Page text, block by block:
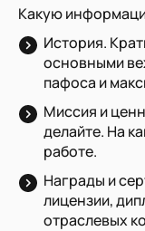
Какую
История.
основными
пафоса и
Миссия и
делайте. На
работе.
Награды и
лицензии,
отраслевых